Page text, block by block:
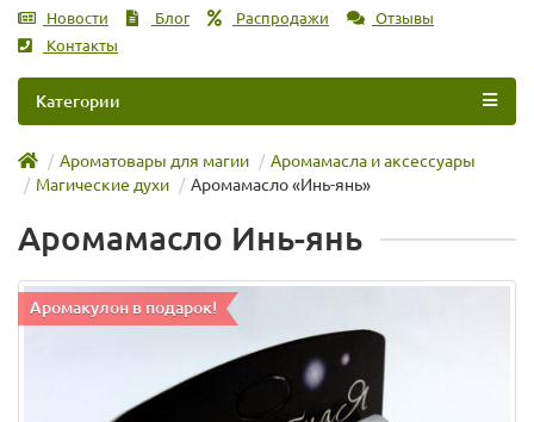
Новости Блог Распродажи
Отзывы
Контакты
Категории
Ароматовары для магии
Аромамасла и аксессуары
Магические духи
Аромамасло «Инь-янь»
Аромамасло Инь-янь
Аромакулон в подарок!